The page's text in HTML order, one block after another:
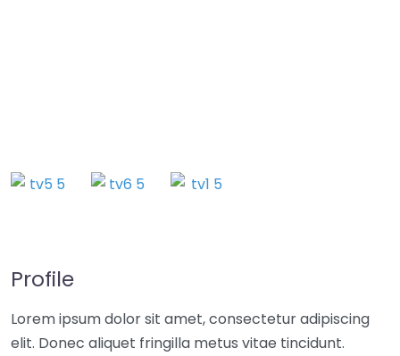
Profile
Lorem ipsum dolor sit amet, consectetur adipiscing
elit. Donec aliquet fringilla metus vitae tincidunt.